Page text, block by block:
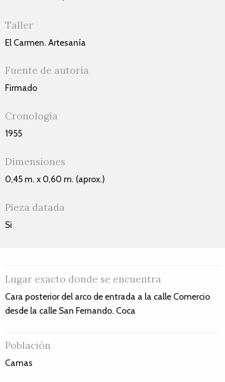
Taller
El Carmen. Artesanía
Fuente de autoría
Firmado
Cronología
1955
Dimensiones
0,45 m. x 0,60 m. (aprox.)
Pieza datada
Si
Lugar exacto donde se encuentra
Cara posterior del arco de entrada a la calle Comercio
desde la calle San Fernando. Coca
Población
Camas